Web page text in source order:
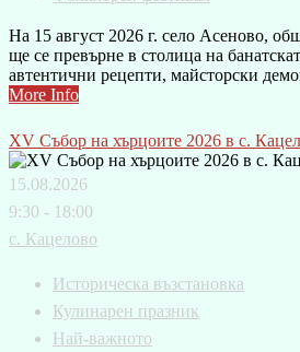
На 15 август 2026 г. село Асеново,
ще се превърне в столица на
автентични рецепти, майсторски
More Info
XV Събор на хърцоите 2026 в с.
15.08.2026
9:30 - 18:00
с. Кацелово
Историческа възстановка
Кулинарен празник
Най-важното